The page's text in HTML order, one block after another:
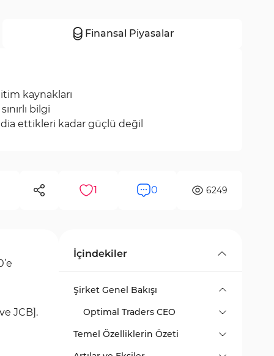
Finansal Piyasalar
kaynakları
bilgi
ettikleri kadar güçlü değil
1 0 6249
JCB].
İçindekiler
Şirket Genel Bakışı
Optimal Traders CEO
Temel Özelliklerin Özeti